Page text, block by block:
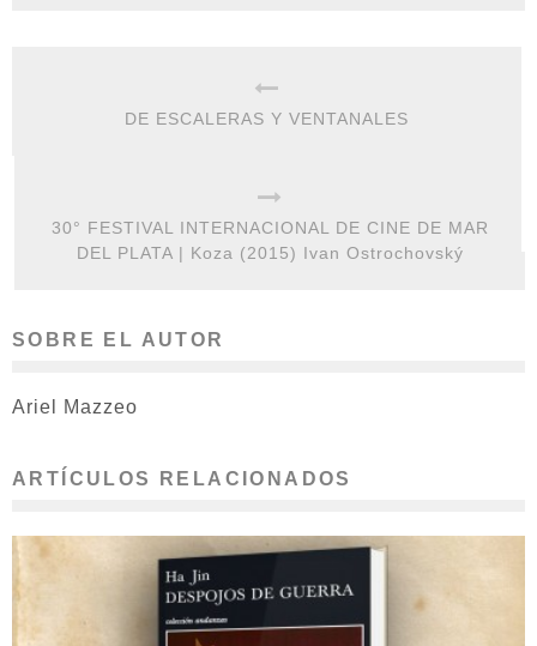
DE ESCALERAS Y VENTANALES
30° FESTIVAL INTERNACIONAL DE CINE DE MAR
DEL PLATA | Koza (2015) Ivan Ostrochovský
SOBRE EL AUTOR
Ariel Mazzeo
ARTÍCULOS RELACIONADOS